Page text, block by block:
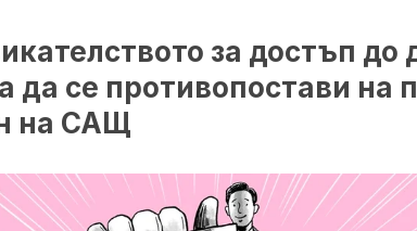
за достъп до
да се противопостави на
на САЩ